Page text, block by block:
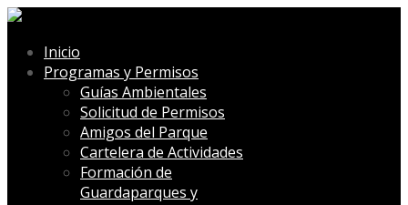
Inicio
Programas y Permisos
Guías Ambientales
Solicitud de Permisos
Amigos del Parque
Cartelera de Actividades
Formación de
Guardaparques y